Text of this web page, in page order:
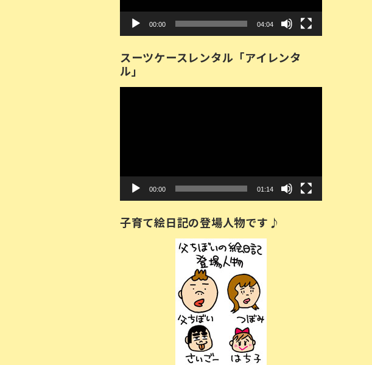
ー
00:00 04:04
スーツケースレンタル「アイレンタ
ル」
ー
00:00 01:14
子育て絵日記の登場人物です♪